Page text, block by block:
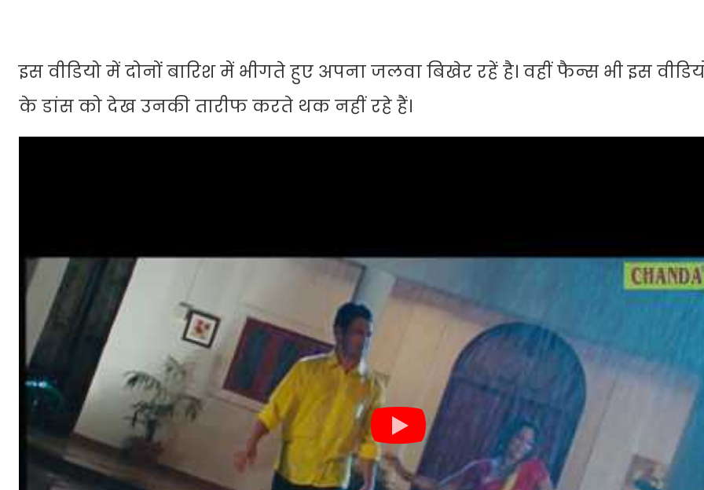
इस वीडियो में दोनों बारिश में भीगते हुए अपना जलवा बिखेर रहें है। वहीं फैन्स भी इस
के डांस को देख उनकी तारीफ करते थक नहीं रहे हैं।